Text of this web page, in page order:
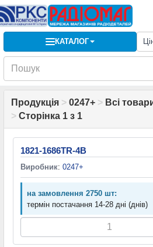
КАТАЛОГ
Продукція > 0247+ > Всі
> Сторінка 1 з 1
1821-1686TR-4B
Виробник: 0247+
на замовлення 2750 шт:
термін постачання 14-28 дні (днів)